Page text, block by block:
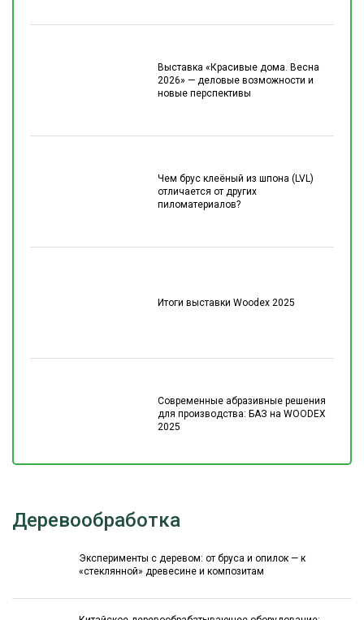
Выставка «Красивые дома. Весна
2026» — деловые возможности и
новые перспективы
Чем брус клеёный из шпона (LVL)
отличается от других
пиломатериалов?
Итоги выставки Woodex 2025
Современные абразивные решения
для производства: БАЗ на WOODEX
2025
Деревообработка
Эксперименты с деревом: от бруса и опилок — к
«стеклянной» древесине и композитам